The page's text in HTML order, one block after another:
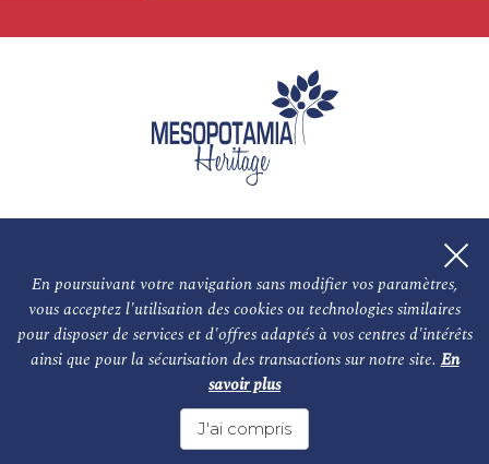
En poursuivant votre navigation sans modifier vos paramètres,
vous acceptez l'utilisation des cookies ou technologies similaires
pour disposer de services et d'offres adaptés à vos centres d'intérêts
ainsi que pour la sécurisation des transactions sur notre site.En
savoir plus
J'ai compris
L'association NOS PARTENAIRES
Le conseil scientifique et nos experts Les auteurs
Mentions légales Nous contacter